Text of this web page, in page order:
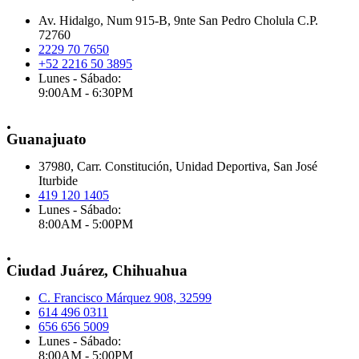
Av. Hidalgo, Num 915-B, 9nte San Pedro Cholula C.P.
72760
2229 70 7650
+52 2216 50 3895
Lunes - Sábado:
9:00AM - 6:30PM
.
Guanajuato
37980, Carr. Constitución, Unidad Deportiva, San José
Iturbide
419 120 1405
Lunes - Sábado:
8:00AM - 5:00PM
.
Ciudad Juárez, Chihuahua
C. Francisco Márquez 908, 32599
614 496 0311
656 656 5009
Lunes - Sábado:
8:00AM - 5:00PM